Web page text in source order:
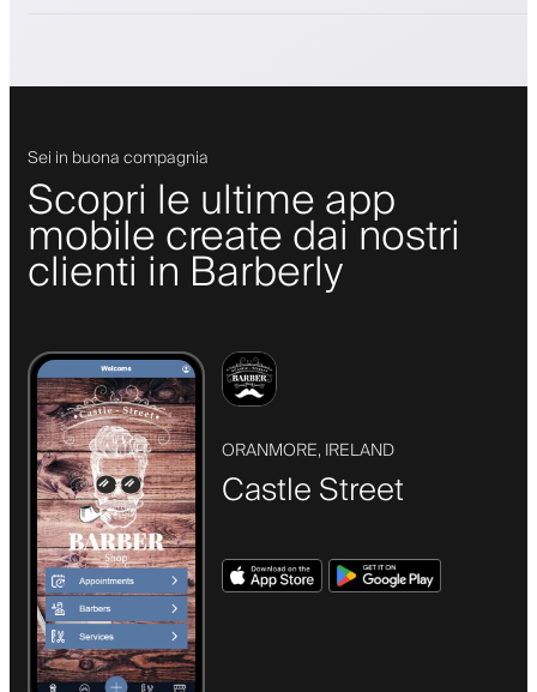
Sei in buona compagnia
Scopri le ultime app
mobile create dai nostri
clienti in Barberly
ORANMORE, IRELAND
Castle Street